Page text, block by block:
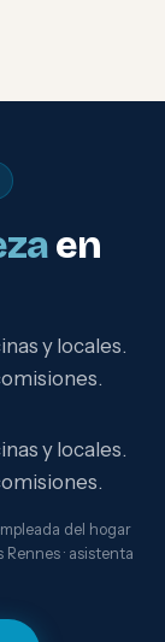
en
y locales.
y locales.
del hogar
Rennes · asistenta